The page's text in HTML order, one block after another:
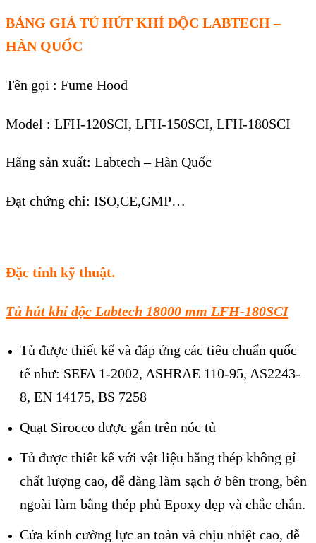
BẢNG GIÁ TỦ HÚT KHÍ ĐỘC LABTECH –
HÀN QUỐC
Tên gọi : Fume Hood
Model : LFH-120SCI, LFH-150SCI, LFH-180SCI
Hãng sản xuất: Labtech – Hàn Quốc
Đạt chứng chỉ: ISO,CE,GMP…
Đặc tính kỹ thuật.
Tủ hút khí độc Labtech 18000 mm LFH-180SCI
Tủ được thiết kế và đáp ứng các tiêu chuẩn quốc
tế như: SEFA 1-2002, ASHRAE 110-95, AS2243-
8, EN 14175, BS 7258
Quạt Sirocco được gắn trên nóc tủ
Tủ được thiết kế với vật liệu bằng thép không gỉ
chất lượng cao, dễ dàng làm sạch ở bên trong, bên
ngoài làm bằng thép phủ Epoxy đẹp và chắc chắn.
Cửa kính cường lực an toàn và chịu nhiệt cao, dễ